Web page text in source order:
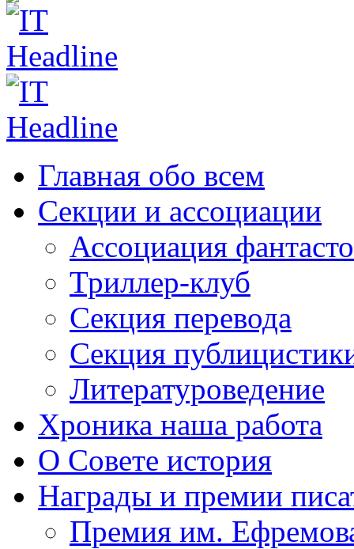
Главная обо всем
Секции и ассоциации
Ассоциация
Триллер-клуб
Секция перевода
Секция
Литературоведение
Хроника наша работа
О Совете история
Награды и премии
Премия им.